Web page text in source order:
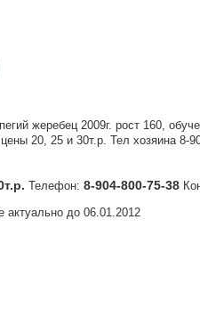
жеребец 2009г. рост 160,
цены 20, 25 и 30т.р. Тел хозяина 8-
Телефон: 8-904-800-75-38
актуально до 06.01.2012